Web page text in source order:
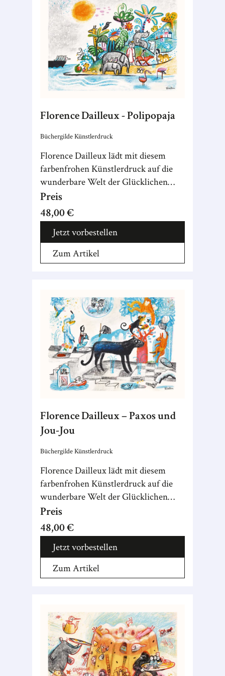
Florence Dailleux - Polipopaja
Büchergilde Künstlerdruck
Florence Dailleux lädt mit diesem
farbenfrohen Künstlerdruck auf die
wunderbare Welt der Glücklichen
Inseln ein, einen Ort voller Harmonie,
Hoffnung und Witz.
Preis
48,00 €
Jetzt vorbestellen
Zum Artikel
Florence Dailleux – Paxos und
Jou-Jou
Büchergilde Künstlerdruck
Florence Dailleux lädt mit diesem
farbenfrohen Künstlerdruck auf die
wunderbare Welt der Glücklichen
Inseln ein, einen Ort voller Harmonie,
Hoffnung und Witz.
Preis
48,00 €
Jetzt vorbestellen
Zum Artikel